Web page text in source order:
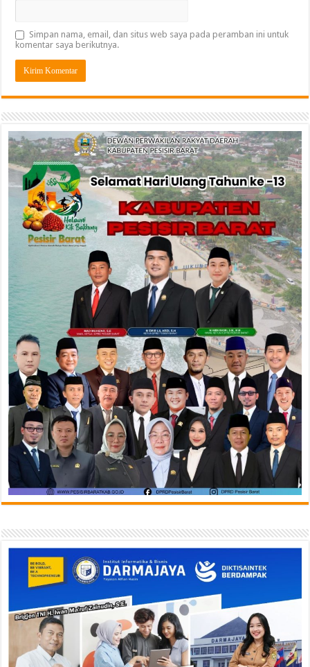
Simpan nama, email, dan situs web saya pada peramban ini untuk
komentar saya berikutnya.